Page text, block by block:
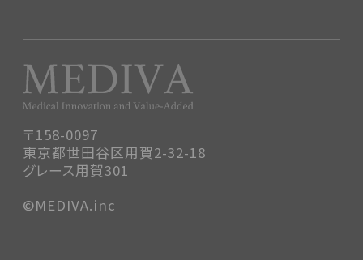
〒158-0097
東京都世田谷区用賀2-32-18
グレース用賀301
©MEDIVA.inc